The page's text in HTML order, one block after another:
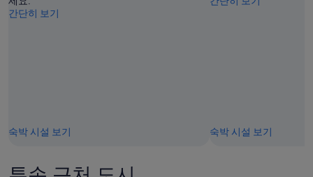
일)
8
월
간단히 보기
숙박 시설 보기 숙박 시설 보기